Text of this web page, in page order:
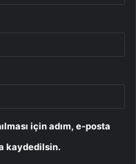
için adım, e-posta
kaydedilsin.